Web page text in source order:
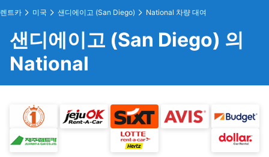
렌트카 미국 샌디에이고 (San Diego) National 차량 대여
샌디에이고 (San Diego) 의
National